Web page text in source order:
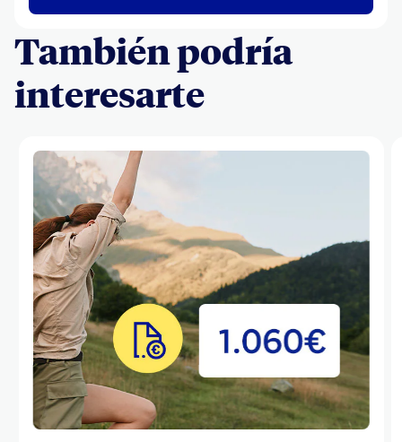
También podría
interesarte